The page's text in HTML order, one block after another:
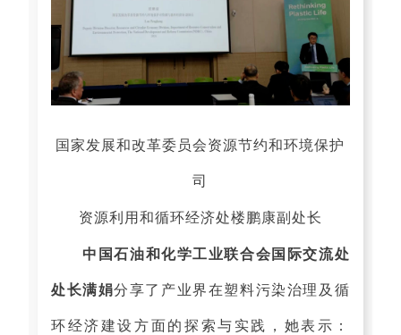
国家发展和改革委员会资源节约和环境保护
司
资源利用和循环经济处楼鹏康副处长
中国石油和化学工业联合会国际交流处
处长满娟分享了产业界在塑料污染治理及循
环经济建设方面的探索与实践，她表示：